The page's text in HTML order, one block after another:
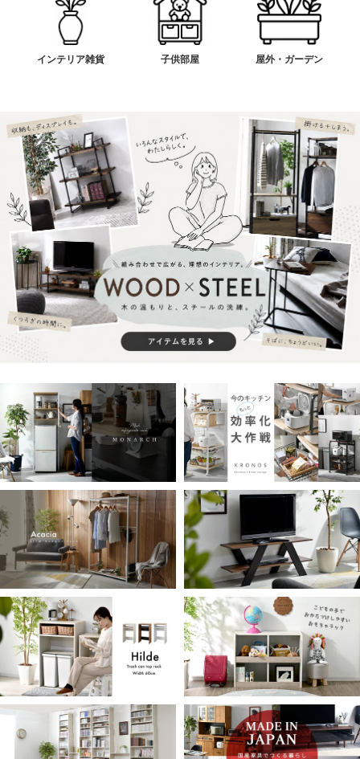
インテリア雑貨 子供部屋 屋外・ガーデン